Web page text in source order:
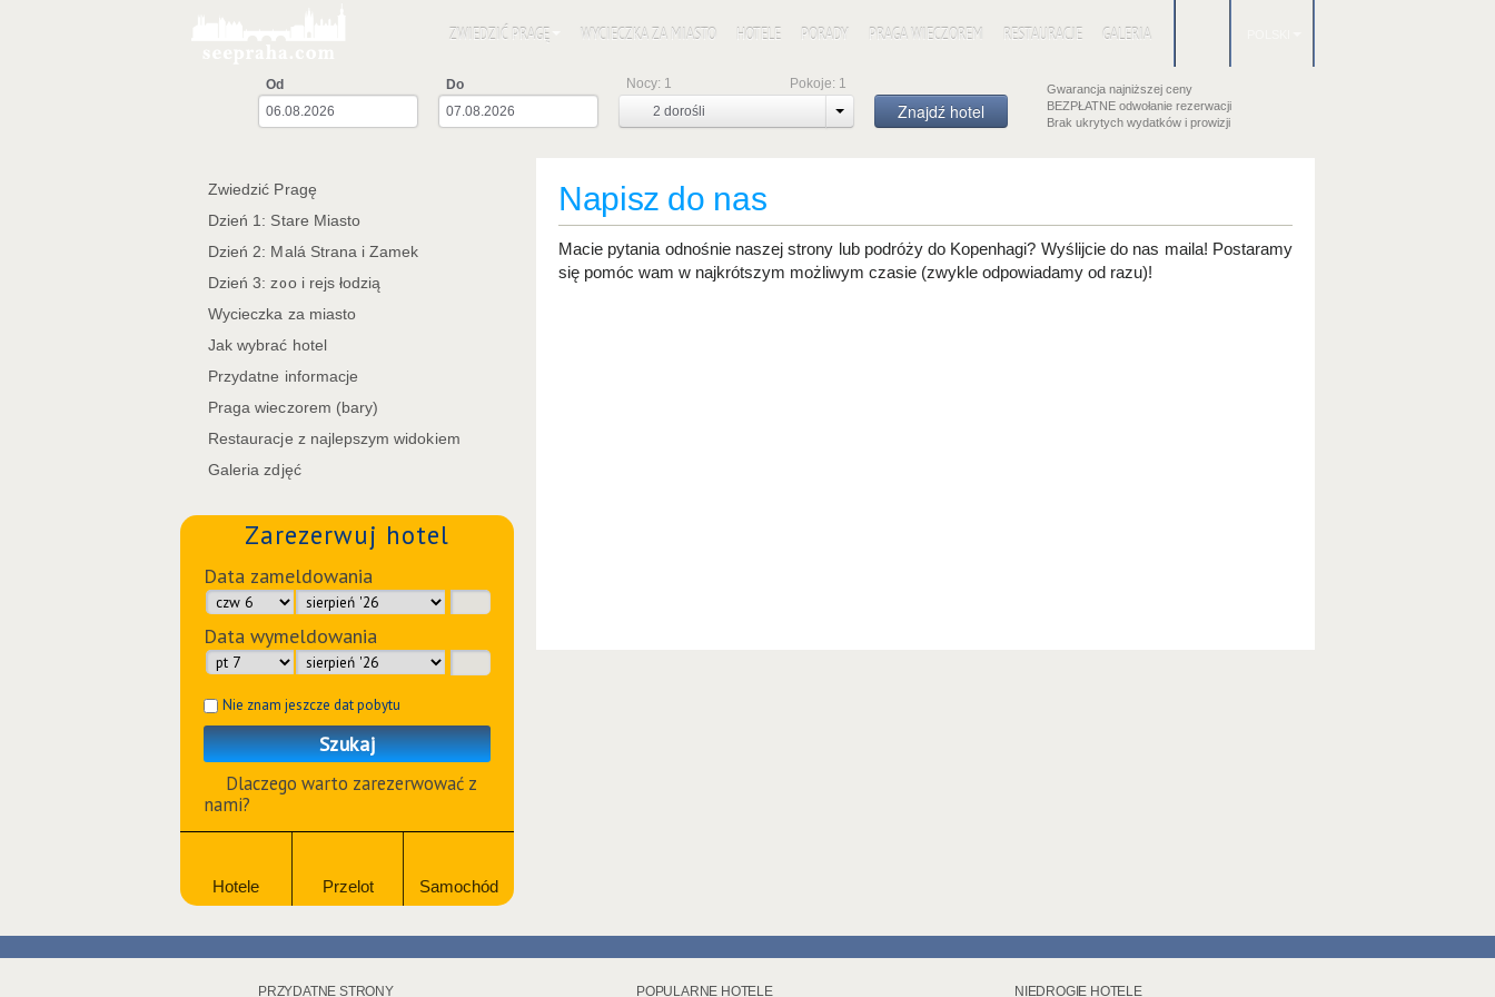
ZWIEDZIĆ PRAGĘ WYCIECZKA ZA MIASTO HOTELE PORADY PRAGA WIECZOREM RESTAURACJE GALERIA
Od
Do
2 dorośli
Nocy: 1 Pokoje: 1
Znajdź hotel
Gwarancja najniższej ceny
BEZPŁATNE odwołanie rezerwacji
Brak ukrytych wydatków i prowizji
Napisz do nas
Macie pytania odnośnie naszej strony lub podróży do Kopenhagi? Wyślijcie do nas maila! Postaramy
się pomóc wam w najkrótszym możliwym czasie (zwykle odpowiadamy od razu)!
Zwiedzić Pragę
Dzień 1: Stare Miasto
Dzień 2: Malá Strana i Zamek
Dzień 3: zoo i rejs łodzią
Wycieczka za miasto
Jak wybrać hotel
Przydatne informacje
Praga wieczorem (bary)
Restauracje z najlepszym widokiem
Galeria zdjęć
Zarezerwuj hotel
Data zameldowania
Data wymeldowania
Nie znam jeszcze dat pobytu
Szukaj
Dlaczego warto zarezerwować z
nami?
Hotele Przelot Samochód
PRZYDATNE STRONY POPULARNE HOTELE NIEDROGIE HOTELE